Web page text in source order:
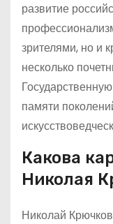
развитие
зрителями, но и
несколько
памяти
Какова
Николая
Николай